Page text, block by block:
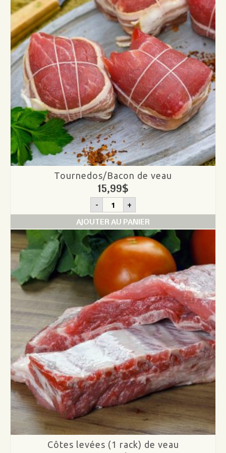
Tournedos/Bacon de veau
15,99$
- quantité
de
Tournedos/Bacon
de
veau
+
AJOUTER AU PANIER
Côtes levées (1 rack) de veau